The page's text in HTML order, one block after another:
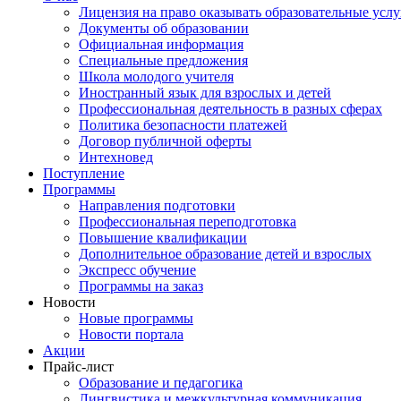
Лицензия на право оказывать образовательные
Документы об образовании
Официальная информация
Специальные предложения
Школа молодого учителя
Иностранный язык для взрослых и детей
Профессиональная деятельность в разных сферах
Политика безопасности платежей
Договор публичной оферты
Интехновед
Поступление
Программы
Направления подготовки
Профессиональная переподготовка
Повышение квалификации
Дополнительное образование детей и взрослых
Экспресс обучение
Программы на заказ
Новости
Новые программы
Новости портала
Акции
Прайс-лист
Образование и педагогика